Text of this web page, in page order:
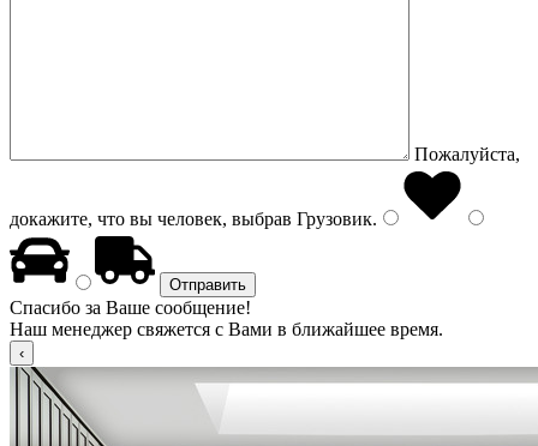
Пожалуйста,
докажите, что вы человек, выбрав Грузовик.
Спасибо за Ваше сообщение!
Наш менеджер свяжется с Вами в ближайшее время.